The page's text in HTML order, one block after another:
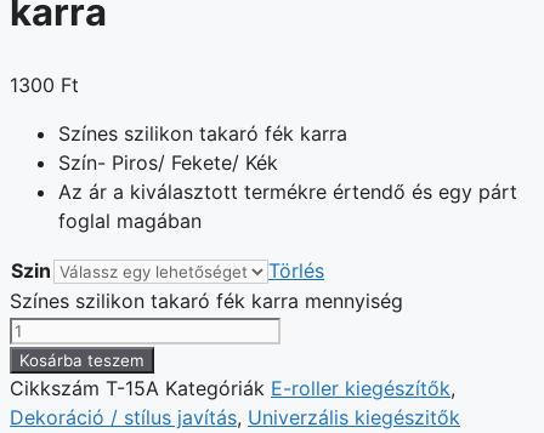
karra
1300 Ft
Színes szilikon takaró fék karra
Szín- Piros/ Fekete/ Kék
Az ár a kiválasztott termékre értendő és egy párt
foglal magában
Szin
Törlés
Színes szilikon takaró fék karra mennyiség
Kosárba teszem
Cikkszám T-15A Kategóriák E-roller kiegészítők,
Dekoráció / stílus javítás, Univerzális kiegészitők